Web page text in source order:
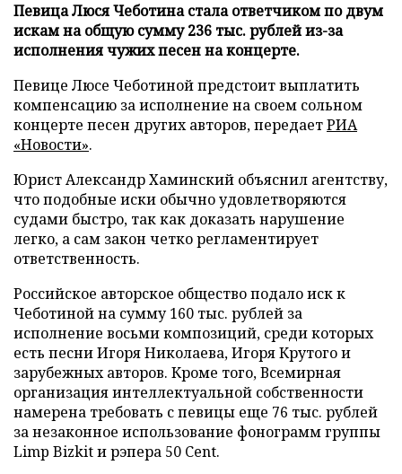
Певица Люся Чеботина стала ответчиком по двум
искам на общую сумму 236 тыс. рублей из-за
исполнения чужих песен на концерте.
Певице Люсе Чеботиной предстоит выплатить
компенсацию за исполнение на своем сольном
концерте песен других авторов, передаетРИА
«Новости».
Юрист Александр Хаминский объяснил агентству,
что подобные иски обычно удовлетворяются
судами быстро, так как доказать нарушение
легко, а сам закон четко регламентирует
ответственность.
Российское авторское общество подало иск к
Чеботиной на сумму 160 тыс. рублей за
исполнение восьми композиций, среди которых
есть песни Игоря Николаева, Игоря Крутого и
зарубежных авторов. Кроме того, Всемирная
организация интеллектуальной собственности
намерена требовать с певицы еще 76 тыс. рублей
за незаконное использование фонограмм группы
Limp Bizkit и рэпера 50 Cent.